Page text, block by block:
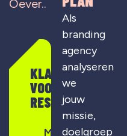
Oever..
KLAAR
VOOR
RESULTAAT?
Merkontwikkeling
Als
branding
agency
analyseren
we
jouw
missie,
doelgroep